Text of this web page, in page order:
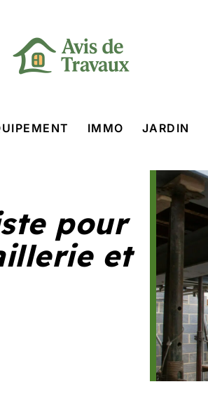
IMMO JARDIN
pour
et